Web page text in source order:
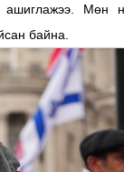
Мөн
байна.